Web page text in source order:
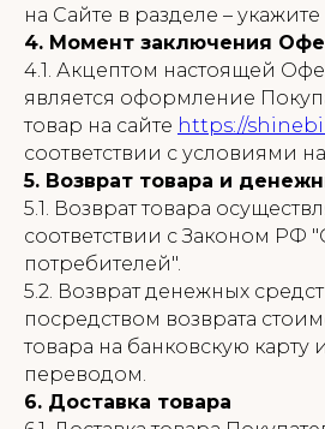
на Сайте в разделе –
4. Момент заключения
4.1. Акцептом настоящей
является оформление
товар на сайте https://
соответствии с условиями
5. Возврат товара и
5.1. Возврат товара
соответствии с Законом РФ
потребителей".
5.2. Возврат денежных
посредством возврата
товара на банковскую карту
переводом.
6. Доставка товара